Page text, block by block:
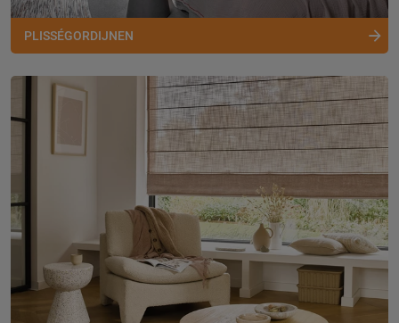
PLISSÉGORDIJNEN